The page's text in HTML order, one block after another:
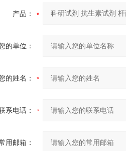
产品：
的单位：
的姓名：
系电话：
用邮箱：